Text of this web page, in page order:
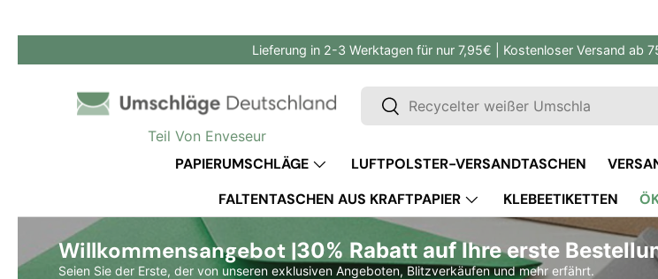
Direkt zum Inhalt
Lieferung in 2-3 Werktagen für nur 7,95€ | Kostenloser Versand ab
Teil Von Enveseur
Suchen
Suchen
PAPIERUMSCHLÄGE LUFTPOLSTER-VERSANDTASCHEN
FALTENTASCHEN AUS KRAFTPAPIER
KLEBEETIKETTEN
MASSGESCHNEIDERTE
Willkommensangebot |30% Rabatt auf Ihre erste
Seien Sie der Erste, der von unseren exklusiven Angeboten, Blitzverkäufen und mehr erfährt.